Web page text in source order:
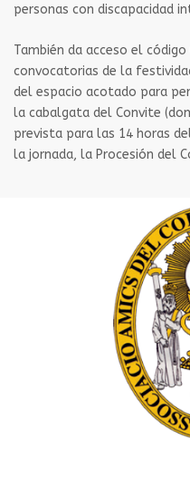
personas con discapacidad
También da acceso el
convocatorias de la
del espacio acotado para
la cabalgata del Convite
prevista para las 14 horas
la jornada, la Procesión del